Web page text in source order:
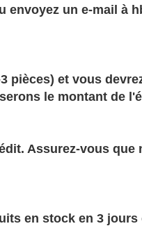
un e-mail à
pièces) et vous
le montant de
Assurez-vous
en stock en 3